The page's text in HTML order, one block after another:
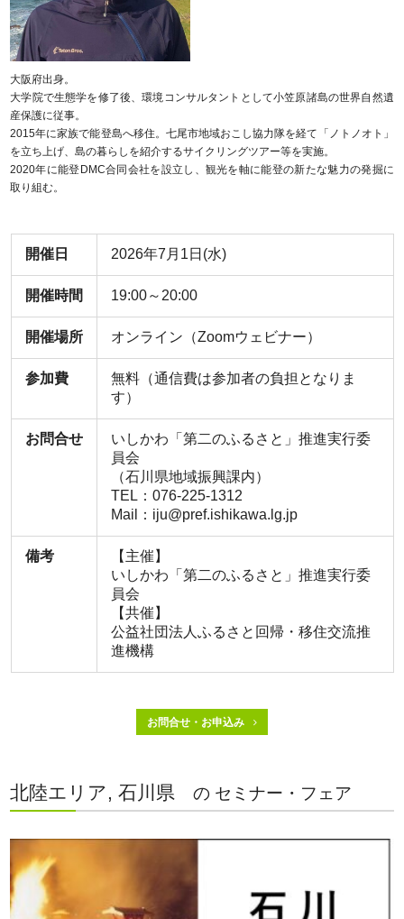
大阪府出身。
大学院で生態学を修了後、環境コンサルタントとして小笠原諸島の世界自然遺
産保護に従事。
2015年に家族で能登島へ移住。七尾市地域おこし協力隊を経て「ノトノオト」
を立ち上げ、島の暮らしを紹介するサイクリングツアー等を実施。
2020年に能登DMC合同会社を設立し、観光を軸に能登の新たな魅力の発掘に
取り組む。
開催日 2026年7月1日(水)
開催時間 19:00～20:00
開催場所 オンライン（Zoomウェビナー）
参加費
無料（通信費は参加者の負担となりま
す）
お問合せ
いしかわ「第二のふるさと」推進実行委
員会
（石川県地域振興課内）
TEL：076-225-1312
Mail：iju@pref.ishikawa.lg.jp
備考
【主催】
いしかわ「第二のふるさと」推進実行委
員会
【共催】
公益社団法人ふるさと回帰・移住交流推
進機構
お問合せ・お申込み
北陸エリア, 石川県 の セミナー・フェア